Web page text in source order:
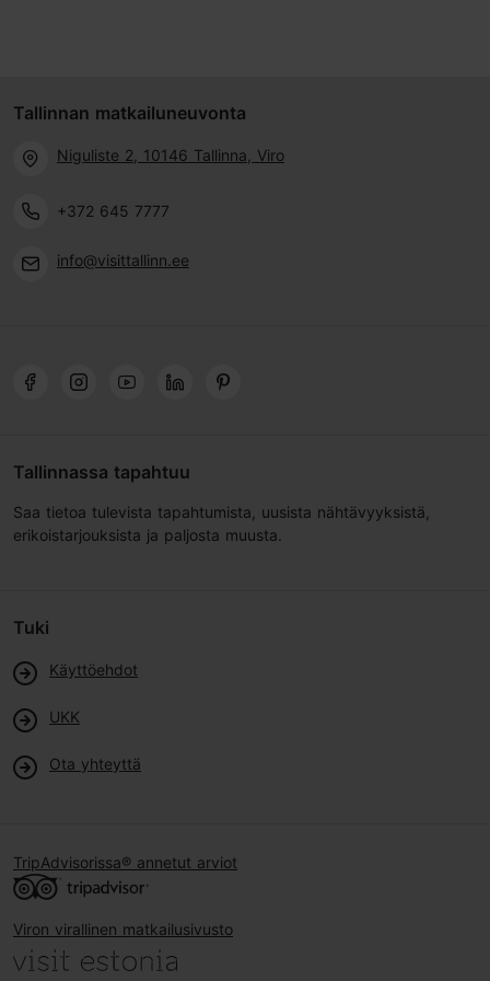
Tallinnan matkailuneuvonta
Niguliste 2, 10146 Tallinna, Viro
+372 645 7777
info@visittallinn.ee
Tallinnassa tapahtuu
Saa tietoa tulevista tapahtumista, uusista nähtävyyksistä,
erikoistarjouksista ja paljosta muusta.
Tuki
Käyttöehdot
UKK
Ota yhteyttä
TripAdvisorissa® annetut arviot
Viron virallinen matkailusivusto